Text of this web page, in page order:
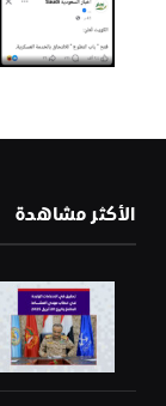
الأكثر مشاهدة